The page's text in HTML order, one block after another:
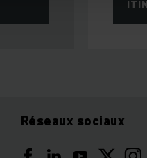
Réseaux sociaux